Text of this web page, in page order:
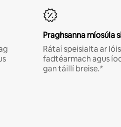
Praghsanna míosúla
Rátaí speisialta ar
fadtéarmach agus
gan táillí breise.*